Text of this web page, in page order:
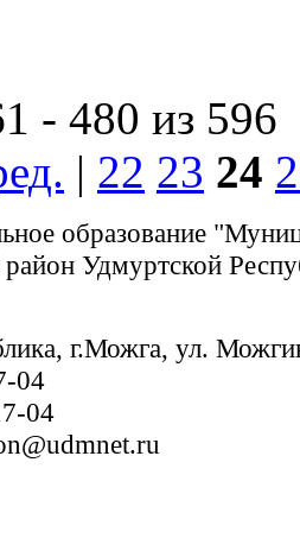
- 480 из 596
| 22 23 24
образование
Удмуртской
г.Можга, ул.
04
04